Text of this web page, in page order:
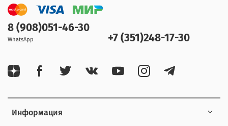
Информация
8 (908)051-46-30
WhatsApp +7 (351)248-17-30